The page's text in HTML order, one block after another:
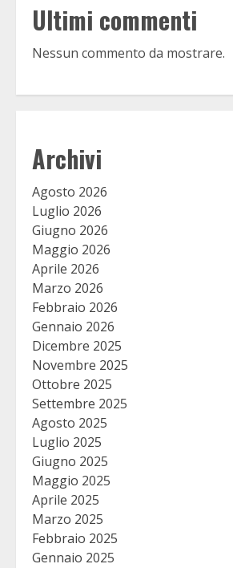
Ultimi commenti
Nessun commento da mostrare.
Archivi
Agosto 2026
Luglio 2026
Giugno 2026
Maggio 2026
Aprile 2026
Marzo 2026
Febbraio 2026
Gennaio 2026
Dicembre 2025
Novembre 2025
Ottobre 2025
Settembre 2025
Agosto 2025
Luglio 2025
Giugno 2025
Maggio 2025
Aprile 2025
Marzo 2025
Febbraio 2025
Gennaio 2025